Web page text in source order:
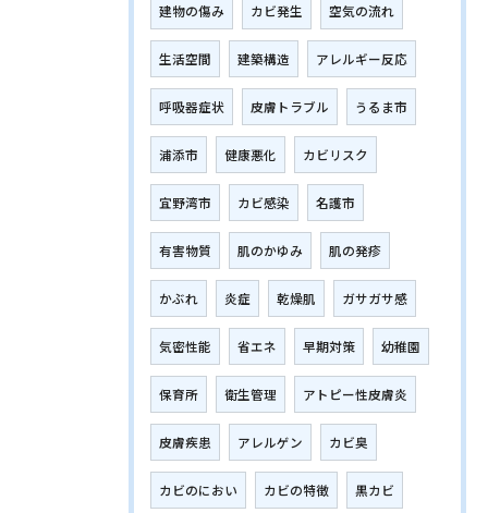
建物の傷み カビ発生 空気の流れ
生活空間 建築構造 アレルギー反応
呼吸器症状 皮膚トラブル うるま市
浦添市 健康悪化 カビリスク
宜野湾市 カビ感染 名護市
有害物質 肌のかゆみ 肌の発疹
かぶれ 炎症 乾燥肌 ガサガサ感
気密性能 省エネ 早期対策 幼稚園
保育所 衛生管理 アトピー性皮膚炎
皮膚疾患 アレルゲン カビ臭
カビのにおい カビの特徴 黒カビ